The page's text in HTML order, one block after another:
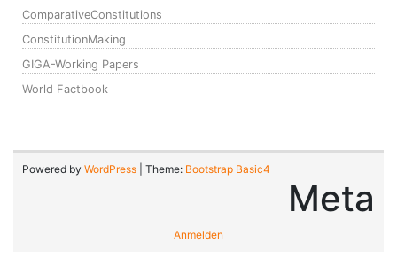
ComparativeConstitutions
ConstitutionMaking
GIGA-Working Papers
World Factbook
Powered by WordPress | Theme: Bootstrap Basic4
Meta
Anmelden